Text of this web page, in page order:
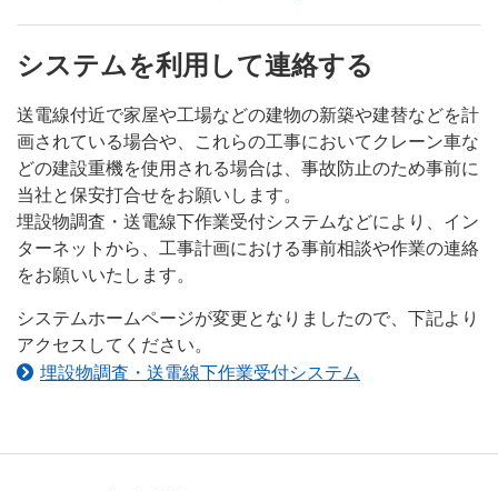
システムを利用して連絡する
送電線付近で家屋や工場などの建物の新築や建替などを計
画されている場合や、これらの工事においてクレーン車な
どの建設重機を使用される場合は、事故防止のため事前に
当社と保安打合せをお願いします。
埋設物調査・送電線下作業受付システムなどにより、イン
ターネットから、工事計画における事前相談や作業の連絡
をお願いいたします。
システムホームページが変更となりましたので、下記より
アクセスしてください。
埋設物調査・送電線下作業受付システム